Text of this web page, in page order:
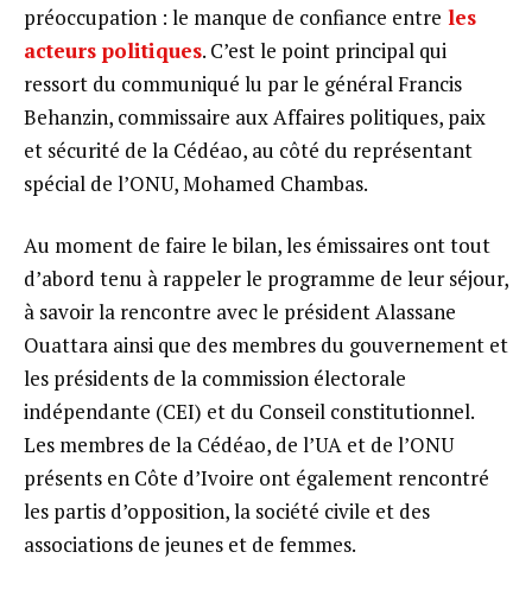
préoccupation : le manque de confiance entre les
acteurs politiques. C’est le point principal qui
ressort du communiqué lu par le général Francis
Behanzin, commissaire aux Affaires politiques, paix
et sécurité de la Cédéao, au côté du représentant
spécial de l’ONU, Mohamed Chambas.
Au moment de faire le bilan, les émissaires ont tout
d’abord tenu à rappeler le programme de leur séjour,
à savoir la rencontre avec le président Alassane
Ouattara ainsi que des membres du gouvernement et
les présidents de la commission électorale
indépendante (CEI) et du Conseil constitutionnel.
Les membres de la Cédéao, de l’UA et de l’ONU
présents en Côte d’Ivoire ont également rencontré
les partis d’opposition, la société civile et des
associations de jeunes et de femmes.